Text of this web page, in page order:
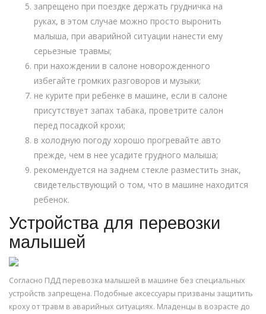
запрещено при поездке держать грудничка на
руках, в этом случае можно просто выронить
малыша, при аварийной ситуации нанести ему
серьезные травмы;
при нахождении в салоне новорожденного
избегайте громких разговоров и музыки;
не курите при ребенке в машине, если в салоне
присутствует запах табака, проветрите салон
перед посадкой крохи;
в холодную погоду хорошо прогревайте авто
прежде, чем в нее усадите грудного малыша;
рекомендуется на заднем стекле разместить знак,
свидетельствующий о том, что в машине находится
ребенок.
Устройства для перевозки
малышей
Согласно ПДД перевозка малышей в машине без специальных
устройств запрещена. Подобные аксессуары призваны защитить
кроху от травм в аварийных ситуациях. Младенцы в возрасте до